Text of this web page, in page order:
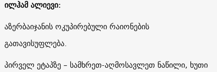
ილჰამ ალიევი:
აზერბაიჯანის ოკუპირებული რაიონების
გათავისუფლება.
პირველ ეტაპზე – სამხრეთ-აღმოსავლეთ ნაწილი, ხუთი